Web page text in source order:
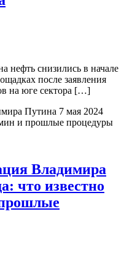
нефть снизились в начале
после заявления
на юге сектора […]
Владимира
что известно